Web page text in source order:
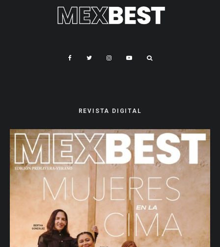
REVISTA DIGITAL